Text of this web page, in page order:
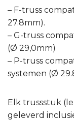
– F-truss
27.8mm).
– G-truss
(Ø 29,0mm)
– P-truss
systemen (Ø
Elk trussstuk
geleverd